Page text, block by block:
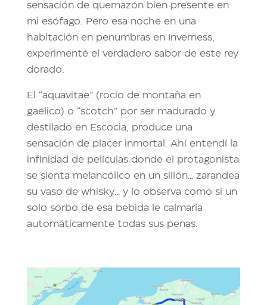
sensación de quemazón bien presente en
mi esófago. Pero esa noche en una
habitación en penumbras en Inverness,
experimenté el verdadero sabor de este rey
dorado.
El “aquavitae” (rocío de montaña en
gaélico) o “scotch” por ser madurado y
destilado en Escocia, produce una
sensación de placer inmortal. Ahí entendí la
infinidad de películas donde el protagonista
se sienta melancólico en un sillón… zarandea
su vaso de whisky… y lo observa como si un
solo sorbo de esa bebida le calmaría
automáticamente todas sus penas.